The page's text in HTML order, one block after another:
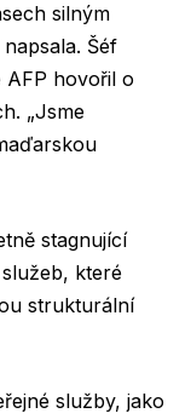
silným
Šéf
AFP hovořil o
„Jsme
stagnující
které
strukturální
služby, jako